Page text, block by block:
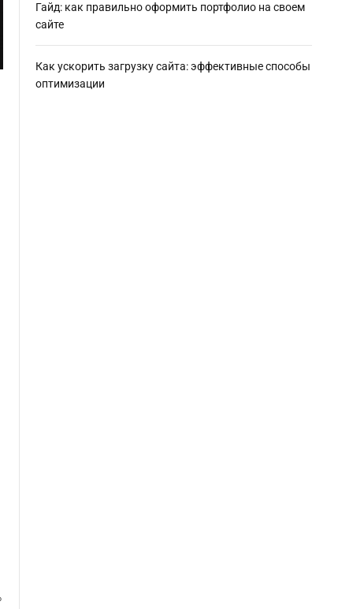
Гайд: как правильно оформить портфолио на своем
сайте
Как ускорить загрузку сайта: эффективные способы
оптимизации